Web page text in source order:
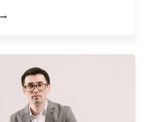
КАЗАХСТАНСКИЙ
УЗБЕКИСТАНА